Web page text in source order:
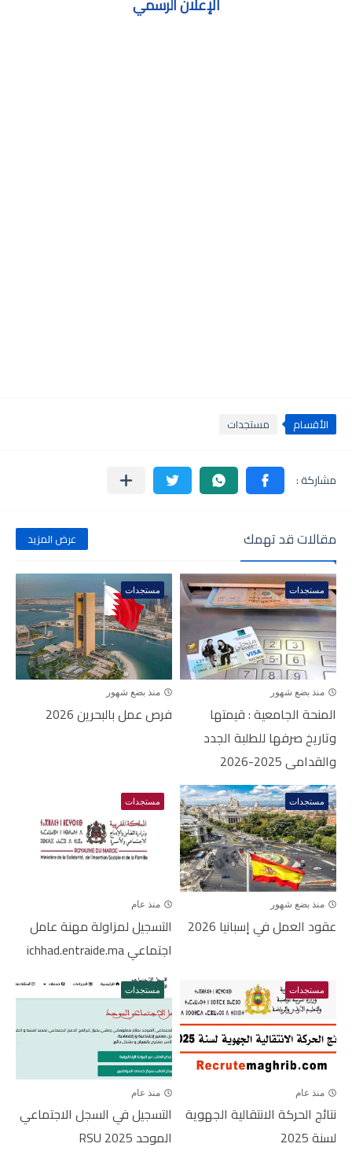
الأقسام مستجدات
مقالات قد تهمك عرض المزيد
مستجدات
منذ بضع شهور
المنحة الجامعية : قيمتها
وتاريخ صرفها للطلبة الجدد
والقدامى 2025-2026
مستجدات
منذ بضع شهور
فرص عمل بالبحرين 2026
مستجدات
منذ بضع شهور
عقود العمل في إسبانيا 2026
مستجدات
منذ عام
التسجيل لمزاولة مهنة عامل
اجتماعي ichhad.entraide.ma
مستجدات
منذ عام
نتائج الحركة الانتقالية الجهوية
لسنة 2025
مستجدات
منذ عام
التسجيل في السجل الاجتماعي
الموحد RSU 2025